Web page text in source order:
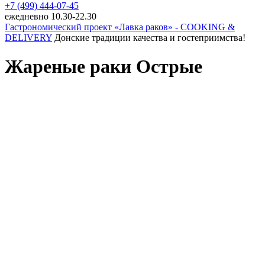
+7 (499) 444-07-45
ежедневно 10.30-22.30
Гастрономический проект «Лавка раков» - COOKING &
DELIVERY Донские традиции качества и гостеприимства!
Жареные раки Острые